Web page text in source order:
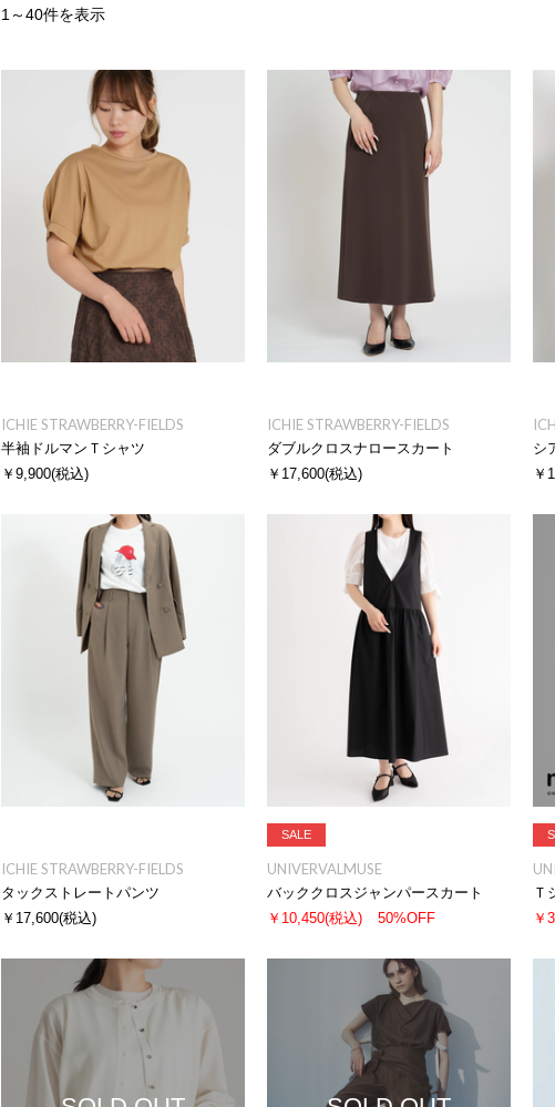
1 ～40件を表示
ICHIE STRAWBERRY-FIELDS
半袖ドルマンＴシャツ
￥9,900(税込)
ICHIE STRAWBERRY-FIELDS
ダブルクロスナロースカート
￥17,600(税込)
シ
￥
ICHIE STRAWBERRY-FIELDS
タックストレートパンツ
￥17,600(税込)
SALE
UNIVERVALMUSE
バッククロスジャンパースカート
￥10,450(税込) 50%OFF
Ｔ
￥